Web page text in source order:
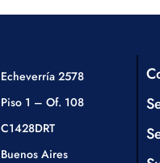
Echeverría 2578
Piso 1 – Of. 108
C1428DRT
Buenos Aires